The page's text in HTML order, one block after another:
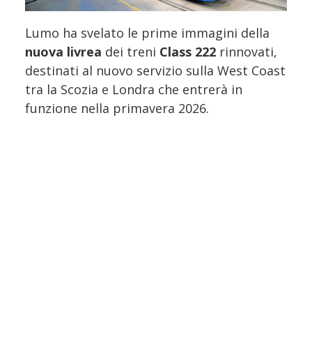
Lumo ha svelato le prime immagini della
nuova livrea dei treni Class 222 rinnovati,
destinati al nuovo servizio sulla West Coast
tra la Scozia e Londra che entrerà in
funzione nella primavera 2026.